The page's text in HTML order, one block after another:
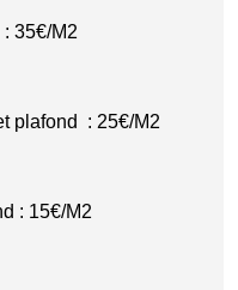
35€/M2
plafond : 25€/M2
: 15€/M2